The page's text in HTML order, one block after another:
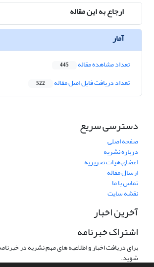
ارجاع به این مقاله
آمار
تعداد مشاهده مقاله 445
تعداد دریافت فایل اصل مقاله 522
دسترسی سریع
صفحه اصلی
درباره نشریه
اعضای هیات تحریریه
ارسال مقاله
تماس با ما
نقشه سایت
آخرین اخبار
اشتراک خبرنامه
برای دریافت اخبار و اطلاعیه های مهم نشریه در
شوید.